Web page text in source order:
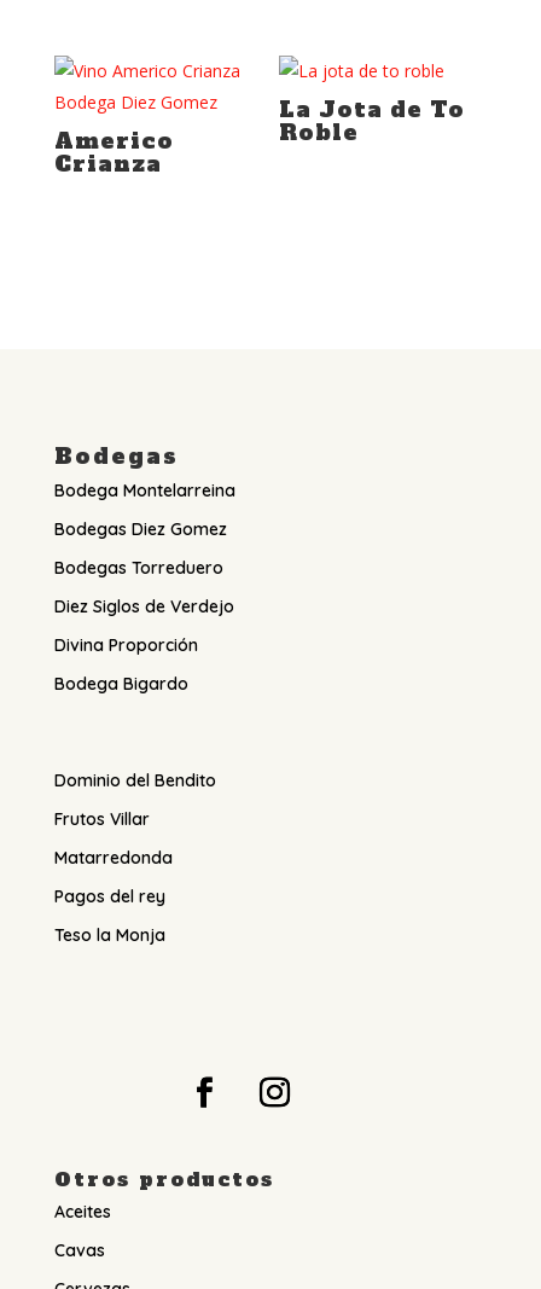
Americo
Crianza
La Jota de To
Roble
Bodegas
Bodega Montelarreina
Bodegas Diez Gomez
Bodegas Torreduero
Diez Siglos de Verdejo
Divina Proporción
Bodega Bigardo
Dominio del Bendito
Frutos Villar
Matarredonda
Pagos del rey
Teso la Monja
Otros productos
Aceites
Cavas